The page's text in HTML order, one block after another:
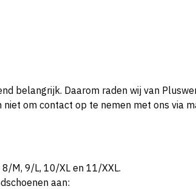
belangrijk. Daarom raden wij van
om contact op te nemen met ons via
M, 9/L, 10/XL en 11/XXL.
aan: